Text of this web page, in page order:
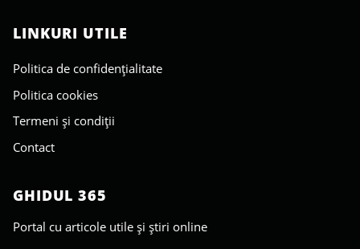
LINKURI UTILE
Politica de confidențialitate
Politica cookies
Termeni și condiții
Contact
GHIDUL 365
Portal cu articole utile și știri online